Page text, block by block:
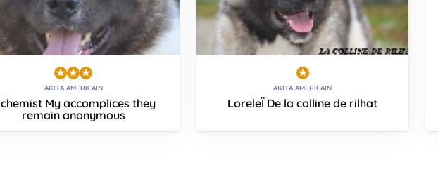
AKITA AMERICAIN
My accomplices they
remain anonymous
AKITA AMERICAIN
LoreleÏ De la colline de rilhat